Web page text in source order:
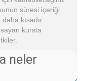
süresi içeriği
kısadır.
kursta
neler